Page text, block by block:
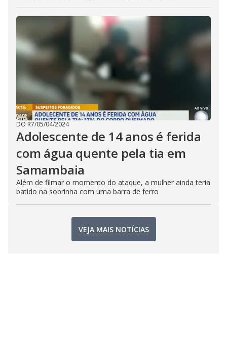
DO R7/05/04/2024
Adolescente de 14 anos é ferida
com água quente pela tia em
Samambaia
Além de filmar o momento do ataque, a mulher ainda teria
batido na sobrinha com uma barra de ferro
VEJA MAIS NOTÍCIAS